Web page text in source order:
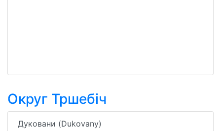
Округ Тршебіч
Дуковани (Dukovany)